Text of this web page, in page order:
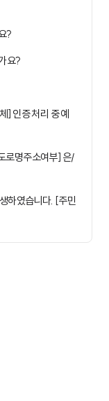
?
요?
] 인증 처리 중 예
로명주소여부] 은/
하였습니다. [주민